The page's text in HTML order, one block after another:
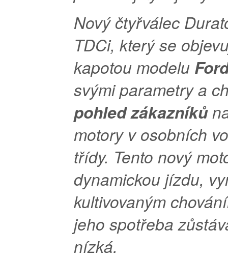
Nový čtyřválec
TDCi, který se
kapotou modelu
svými parametry a
pohled zákazníků
motory v osobních
třídy. Tento nový
dynamickou jízdu,
kultivovaným
jeho spotřeba
nízká.